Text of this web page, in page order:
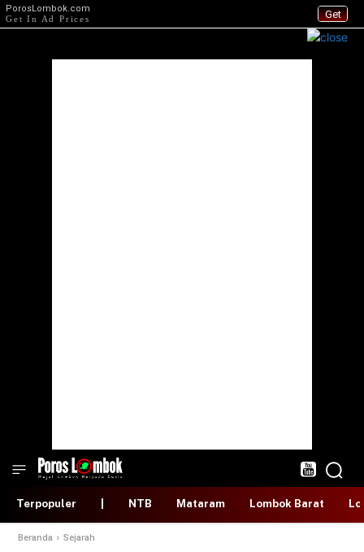
Get
PorosLombok.com
Get In Ad Prices
Terpopuler NTB Mataram Lombok Barat
Beranda Sejarah